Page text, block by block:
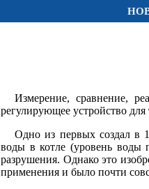
Измерение, сравнение,
регулирующее устройство
Одно из первых создал в
воды в котле (уровень воды
разрушения. Однако это
применения и было почти